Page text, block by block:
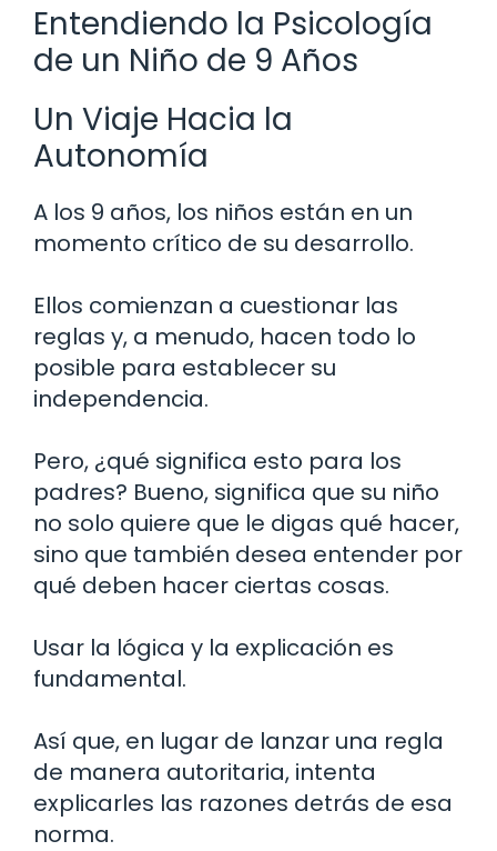
Entendiendo la Psicología
de un Niño de 9 Años
Un Viaje Hacia la
Autonomía
A los 9 años, los niños están en un
momento crítico de su desarrollo.
Ellos comienzan a cuestionar las
reglas y, a menudo, hacen todo lo
posible para establecer su
independencia.
Pero, ¿qué significa esto para los
padres? Bueno, significa que su niño
no solo quiere que le digas qué hacer,
sino que también desea entender por
qué deben hacer ciertas cosas.
Usar la lógica y la explicación es
fundamental.
Así que, en lugar de lanzar una regla
de manera autoritaria, intenta
explicarles las razones detrás de esa
norma.